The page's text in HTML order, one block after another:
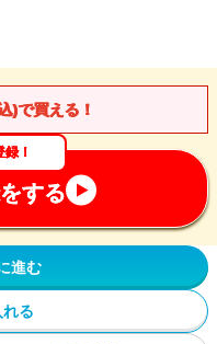
)で買える！
！
する
進む
る